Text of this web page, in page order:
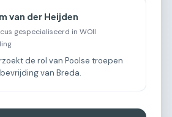
van der Heijden
gespecialiseerd in WOII
de rol van Poolse troepen
van Breda.